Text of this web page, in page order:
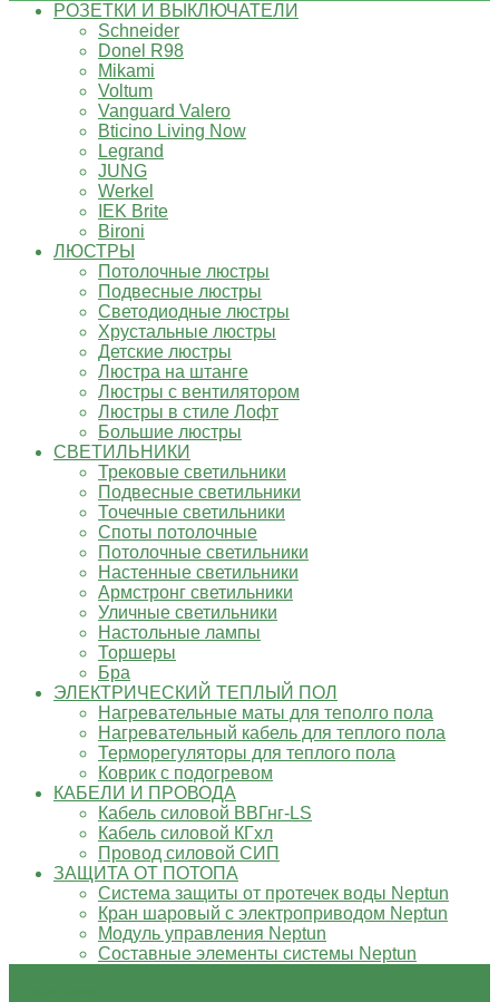
РОЗЕТКИ И ВЫКЛЮЧАТЕЛИ
Schneider
Donel R98
Mikami
Voltum
Vanguard Valero
Bticino Living Now
Legrand
JUNG
Werkel
IEK Brite
Bironi
ЛЮСТРЫ
Потолочные люстры
Подвесные люстры
Светодиодные люстры
Хрустальные люстры
Детские люстры
Люстра на штанге
Люстры с вентилятором
Люстры в стиле Лофт
Большие люстры
СВЕТИЛЬНИКИ
Трековые светильники
Подвесные светильники
Точечные светильники
Споты потолочные
Потолочные светильники
Настенные светильники
Армстронг светильники
Уличные светильники
Настольные лампы
Торшеры
Бра
ЭЛЕКТРИЧЕСКИЙ ТЕПЛЫЙ ПОЛ
Нагревательные маты для теполго пола
Нагревательный кабель для теплого пола
Терморегуляторы для теплого пола
Коврик с подогревом
КАБЕЛИ И ПРОВОДА
Кабель силовой ВВГнг-LS
Кабель силовой КГхл
Провод силовой СИП
ЗАЩИТА ОТ ПОТОПА
Система защиты от протечек воды Neptun
Кран шаровый с электроприводом Neptun
Модуль управления Neptun
Составные элементы системы Neptun